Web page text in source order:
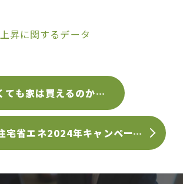
昇に関するデータ
頭金はなくても家は買えるのか？家づくりを始める前に知っておきたいこと
住宅省エネ2024年キャンペーンについて：お得に高性能住宅を手にいれる方法